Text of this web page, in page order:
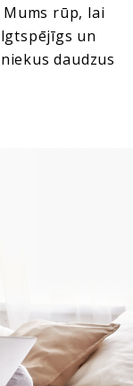
rūp, lai
un
daudzus